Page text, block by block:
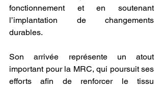
fonctionnement et en soutenant
l’implantation de changements
durables.
Son arrivée représente un atout
important pour la MRC, qui poursuit ses
efforts afin de renforcer le tissu